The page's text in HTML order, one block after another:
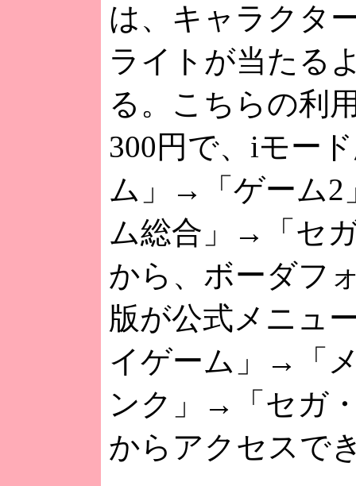
は、キャラクタ
ライトが当たる
る。こちらの利
300円で、iモー
ム」→「ゲーム
ム総合」→「セ
から、ボーダフ
版が公式メニュ
イゲーム」→「
ンク」→「セガ
からアクセスで